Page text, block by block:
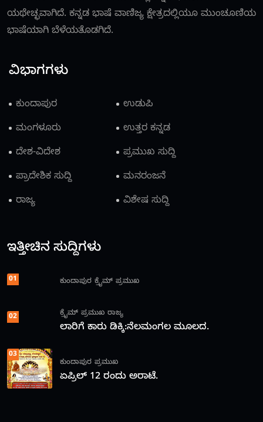
ಯಥೇಚ್ಛವಾಗಿದೆ. ಕನ್ನಡ ಭಾಷೆ ವಾಣಿಜ್ಯ ಕ್ಷೇತ್ರದಲ್ಲಿಯೂ ಮುಂಚೂಣಿಯ
ಭಾಷೆಯಾಗಿ ಬೆಳೆಯತೊಡಗಿದೆ.
ವಿಭಾಗಗಳು
ಕುಂದಾಪುರ
ಉಡುಪಿ
ಮಂಗಳೂರು
ಉತ್ತರ ಕನ್ನಡ
ದೇಶ-ವಿದೇಶ
ಪ್ರಮುಖ ಸುದ್ದಿ
ಪ್ರಾದೇಶಿಕ ಸುದ್ದಿ
ಮನರಂಜನೆ
ರಾಜ್ಯ
ವಿಶೇಷ ಸುದ್ದಿ
ಇತ್ತೀಚಿನ ಸುದ್ದಿಗಳು
01 ಕುಂದಾಪುರ ಕ್ರೈಮ್ ಪ್ರಮುಖ
02 ಕ್ರೈಮ್ ಪ್ರಮುಖ ರಾಜ್ಯ
ಲಾರಿಗೆ ಕಾರು ಡಿಕ್ಕಿ:ನೆಲಮಂಗಲ ಮೂಲದ.
03
ಕುಂದಾಪುರ ಪ್ರಮುಖ
ಏಪ್ರಿಲ್ 12 ರಂದು ಅರಾಟೆ.